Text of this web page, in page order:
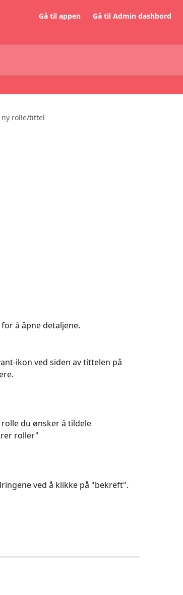
Gå til appen Gå til Admin dashbord
ny rolle/tittel
å åpne detaljene.
ikon ved siden av tittelen på
du ønsker å tildele
roller"
ved å klikke på "bekreft".